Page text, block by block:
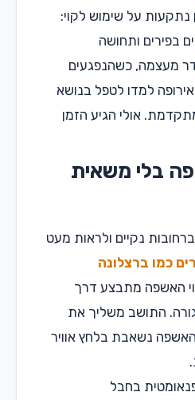
על שימוש לקוי:
בפירים ותחושה
מעצמה, כשהנפגעים
למדו לטפל בנושא
אולי הגיע הזמן
בלי משאית
נקיים ולראות מעט
כמו ברצלונה
האשפה מתבצע דרך
התושב משליך את
נשאבת בלחץ אוויר
בחבל